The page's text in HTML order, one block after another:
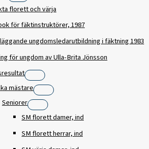
florett och värja
för fäktinstruktörer, 1987
ungdomsledarutbildning i fäktning 1983
för ungdom av Ulla-Brita Jönsson
mästare
Seniorer
SM florett damer, ind
SM florett herrar, ind